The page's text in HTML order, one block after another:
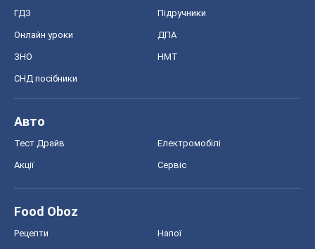
ГДЗ Підручники
Онлайн уроки ДПА
ЗНО НМТ
СНД посібники
Авто
Тест Драйв Електромобілі
Акції Сервіс
Food Oboz
Рецепти Напої